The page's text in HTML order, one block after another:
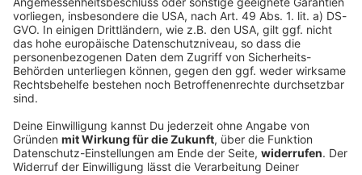
Sprengstoff-Drohne am Flughafen: «Fremde
Mächte» am Werk?